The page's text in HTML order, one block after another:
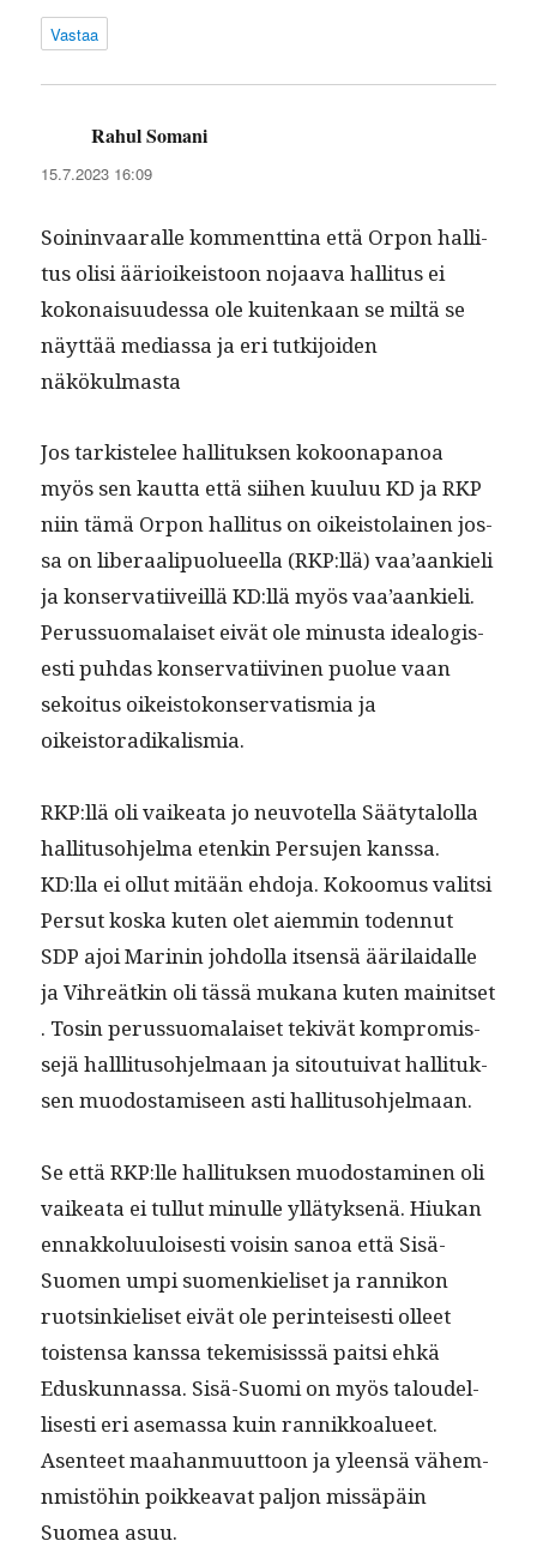
Vastaa
Rahul Somani
15.7.2023 16:09
Soin­in­vaar­alle kom­ment­ti­na että Orpon hal­li­
tus olisi ääri­oikeis­toon nojaa­va hal­li­tus ei
kokon­aisu­udessa ole kuitenkaan se miltä se
näyt­tää medi­as­sa ja eri tutk­i­joiden
näkökulmasta
Jos tark­istelee hal­li­tuk­sen kokoon­a­panoa
myös sen kaut­ta että siihen kuu­luu KD ja RKP
niin tämä Orpon hal­li­tus on oikeis­to­lainen jos­
sa on lib­er­aalipuolueel­la (RKP:llä) vaa’aankieli
ja kon­ser­vati­iveil­lä KD:llä myös vaa’aankieli.
Perus­suo­ma­laiset eivät ole minus­ta ide­al­o­gis­
es­ti puh­das kon­ser­vati­ivi­nen puolue vaan
sekoi­tus oikeis­tokon­ser­vatismia ja
oikeistoradikalismia.
RKP:llä oli vaikea­ta jo neu­votel­la Sää­ty­talol­la
hal­li­tu­so­hjel­ma etenkin Per­su­jen kanssa.
KD:lla ei ollut mitään ehdo­ja. Kokoomus val­it­si
Per­sut kos­ka kuten olet aiem­min toden­nut
SDP ajoi Marinin johdol­la itsen­sä ääri­laidalle
ja Vihreätkin oli tässä mukana kuten mainit­set
. Tosin perus­suo­ma­laiset tekivät kom­pro­mis­
se­jä hal­l­li­tu­so­hjel­maan ja sitou­tu­i­v­at hal­li­tuk­
sen muo­dostamiseen asti hallitusohjelmaan.
Se että RKP:lle hal­li­tuk­sen muo­dost­a­mi­nen oli
vaikea­ta ei tul­lut min­ulle yllä­tyk­senä. Hiukan
ennakkolu­u­lois­es­ti voisin sanoa että Sisä-
Suomen umpi suomenkieliset ja ran­nikon
ruotsinkieliset eivät ole per­in­teis­es­ti olleet
tois­t­en­sa kanssa tekemi­sisssä pait­si ehkä
Eduskun­nas­sa. Sisä-Suo­mi on myös taloudel­
lis­es­ti eri ase­mas­sa kuin ran­nikkoalueet.
Asen­teet maa­han­muut­toon ja yleen­sä vähem­
n­mistöhin poikkea­vat paljon mis­säpäin
Suomea asuu.